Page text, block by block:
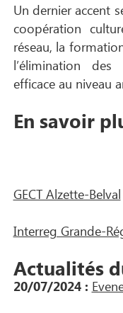
Un dernier accent
coopération
réseau, la
l’élimination
efficace au niveau
En savoir
GECT Alzette-Belval
Interreg Grande-
Actualités
20/07/2024 :